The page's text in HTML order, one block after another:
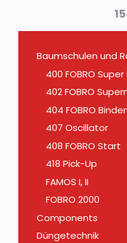
Baumschulen und
400 FOBRO Super
402 FOBRO
404 FOBRO
407 Oscillator
408 FOBRO Start
418 Pick-Up
FAMOS I, II
FOBRO 2000
Components
Düngetechnik